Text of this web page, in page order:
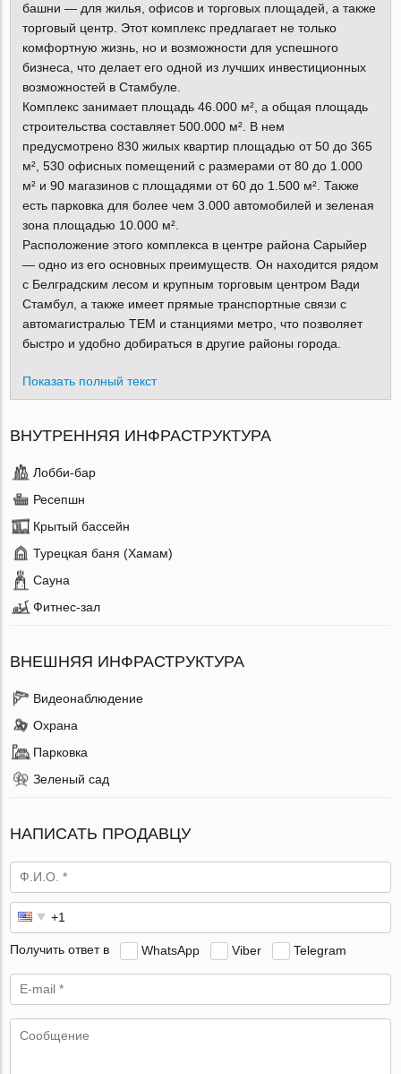
башни — для жилья, офисов и торговых площадей, а также
торговый центр. Этот комплекс предлагает не только
комфортную жизнь, но и возможности для успешного
бизнеса, что делает его одной из лучших инвестиционных
возможностей в Стамбуле.
Комплекс занимает площадь 46.000 м², а общая площадь
строительства составляет 500.000 м². В нем
предусмотрено 830 жилых квартир площадью от 50 до 365
м², 530 офисных помещений с размерами от 80 до 1.000
м² и 90 магазинов с площадями от 60 до 1.500 м². Также
есть парковка для более чем 3.000 автомобилей и зеленая
зона площадью 10.000 м².
Расположение этого комплекса в центре района Сарыйер
— одно из его основных преимуществ. Он находится рядом
с Белградским лесом и крупным торговым центром Вади
Стамбул, а также имеет прямые транспортные связи с
автомагистралью TEM и станциями метро, что позволяет
быстро и удобно добираться в другие районы города.
Показать полный текст
ВНУТРЕННЯЯ ИНФРАСТРУКТУРА
Лобби-бар
Ресепшн
Крытый бассейн
Турецкая баня (Хамам)
Сауна
Фитнес-зал
ВНЕШНЯЯ ИНФРАСТРУКТУРА
Видеонаблюдение
Охрана
Парковка
Зеленый сад
НАПИСАТЬ ПРОДАВЦУ
Получить ответ в WhatsApp Viber Telegram